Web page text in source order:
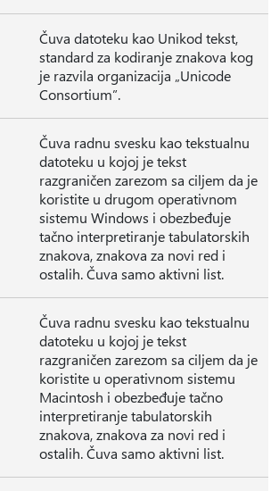
Čuva datoteku kao Unikod tekst,
standard za kodiranje znakova kog
je razvila organizacija „Unicode
Consortium”.
Čuva radnu svesku kao tekstualnu
datoteku u kojoj je tekst
razgraničen zarezom sa ciljem da je
koristite u drugom operativnom
sistemu Windows i obezbeđuje
tačno interpretiranje tabulatorskih
znakova, znakova za novi red i
ostalih. Čuva samo aktivni list.
Čuva radnu svesku kao tekstualnu
datoteku u kojoj je tekst
razgraničen zarezom sa ciljem da je
koristite u operativnom sistemu
Macintosh i obezbeđuje tačno
interpretiranje tabulatorskih
znakova, znakova za novi red i
ostalih. Čuva samo aktivni list.